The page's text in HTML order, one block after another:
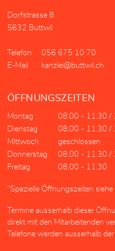
Dorfstrasse 8
5632 Buttwil
Telefon
056 675 10 70
E-Mail
kanzlei@buttwil.ch
ÖFFNUNGSZEITEN
Montag
08.00 - 11.30 /
Dienstag
08.00 - 11.30 /
Mittwoch
geschlossen
Donnerstag
08.00 - 11.30 /
Freitag
08.00 - 11.30
"Spezielle Öffnungszeiten
Termine ausserhalb dieser
direkt mit den Mitarbeitenden
Telefone werden ausserhalb